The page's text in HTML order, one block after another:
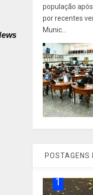
população
por recentes
Munic...
POSTAGENS
1